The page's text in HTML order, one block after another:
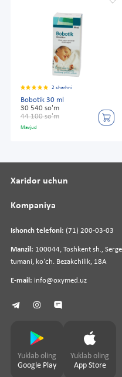
2 sharhni
Bobotik 30 ml
30 540 so'm
44 100 so'm
Mavjud
Ishonch telefoni: (71) 200-03-03
Manzil: 100044, Toshkent sh.,
tumani, koʻch. Bezakchilik, 18A
E-mail: info@oxymed.uz
Xaridor uchun
Kompaniya
Yuklab oling
Google Play
Yuklab oling
App Store